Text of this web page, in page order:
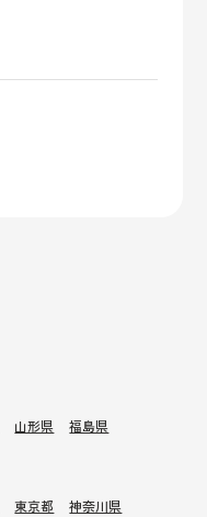
山形県 福島県
東京都 神奈川県